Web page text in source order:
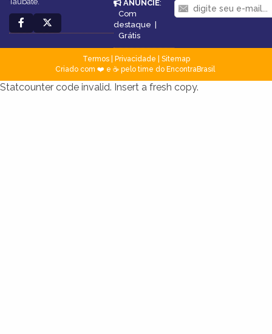
ANUNCIE:
Com
destaque |
Grátis
Termos| Privacidade
Sitemap
Criado com ❤️ e ☕ pelo time do EncontraBrasil
Statcounter code invalid. Insert a fresh copy.